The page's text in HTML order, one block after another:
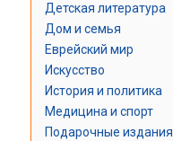
Детская литература
Дом и семья
Еврейский мир
Искусство
История и политика
Медицина и спорт
Подарочные издания